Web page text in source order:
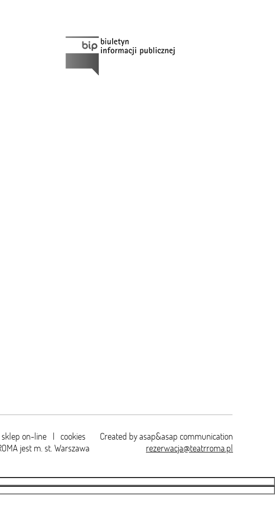
sklep on-line | cookies
jest m. st. Warszawa
Created byasap&asap communication
rezerwacja@teatrroma.pl